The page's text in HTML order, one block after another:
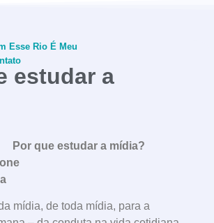
Esse Rio É Meu
estudar a
Por que estudar a mídia?
mídia, de toda mídia, para a